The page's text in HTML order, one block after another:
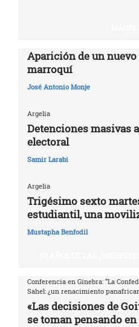
Aparición de un nuevo
marroquí
José Antonio Monje
Argelia
Detenciones masivas
electoral
Samir Larabi
Argelia
Trigésimo sexto
estudiantil, una
Mustapha Benfodil
Conferencia en Ginebra: “La
Sahel: ¿un renacimiento
«Las decisiones de
se toman pensando en